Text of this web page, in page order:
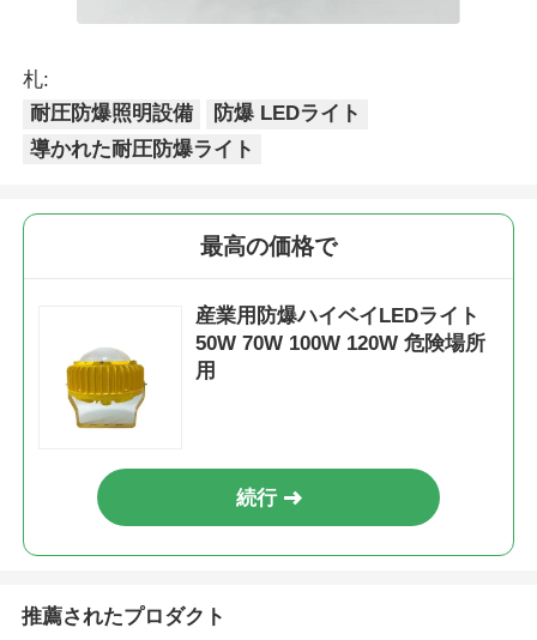
札:
耐圧防爆照明設備
防爆 LEDライト
導かれた耐圧防爆ライト
最高の価格で
産業用防爆ハイベイLEDライト
50W 70W 100W 120W 危険場所
用
続行
推薦されたプロダクト